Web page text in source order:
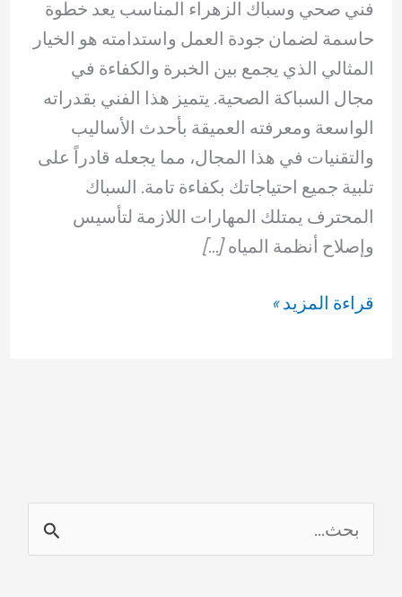
فني صحي وسباك الزهراء المناسب يعد خطوة
حاسمة لضمان جودة العمل واستدامته هو الخيار
المثالي الذي يجمع بين الخبرة والكفاءة في
مجال السباكة الصحية. يتميز هذا الفني بقدراته
الواسعة ومعرفته العميقة بأحدث الأساليب
والتقنيات في هذا المجال، مما يجعله قادراً على
تلبية جميع احتياجاتك بكفاءة تامة. السباك
المحترف يمتلك المهارات اللازمة لتأسيس
وإصلاح أنظمة المياه […]
فني
قراءة المزيد »
ل